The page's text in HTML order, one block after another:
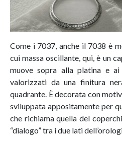
Come i 7037, anche il 7038 è
cui massa oscillante, qui, è un
muove sopra alla platina e
valorizzati da una finitura
quadrante. È decorata con
sviluppata appositamente per
che richiama quella del
“dialogo” tra i due lati